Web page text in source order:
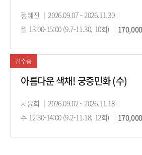
강
사
정혜진
강
의
간
2026.09.07 ~ 2026.11.30
의
간
월 13:00-15:00 (9.7-11.30, 10회)
수
료
170,000
접수중
아름다운 색채! 궁중민화 (수)
강
사
서윤희
강
의
2026.09.02 ~ 2026.11.18
의
수 12:30-14:00 (9.2-11.18, 12회)
수
170,000